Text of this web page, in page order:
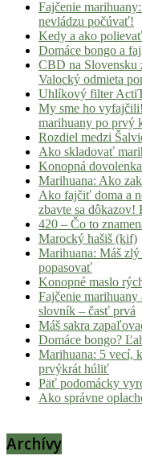
Fajčenie
nevládzu počúvať!
Kedy a ako
Domáce bongo a
CBD na Slovensku
Valocký odmieta
Uhlíkový filter
My sme ho
marihuany po prvý
Rozdiel medzi
Ako skladovať
Konopná dovolenka
Marihuana: Ako
Ako fajčiť doma a
zbavte sa dôkazov!
420 – Čo to
Marocký hašiš (kif)
Marihuana: Máš
popasovať
Konopné maslo
Fajčenie
slovník – časť prvá
Máš sakra
Domáce bongo?
Marihuana: 5 vecí,
prvýkrát húliť
Päť podomácky
Ako správne
Archívy